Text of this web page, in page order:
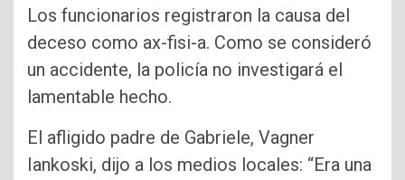
Los funcionarios registraron la causa del
deceso como ax-fisi-a. Como se consideró
un accidente, la policía no investigará el
lamentable hecho.
El afligido padre de Gabriele, Vagner
Iankoski, dijo a los medios locales: “Era una